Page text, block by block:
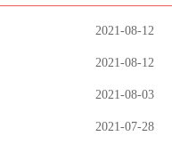
2021-08-12
2021-08-12
2021-08-03
2021-07-28